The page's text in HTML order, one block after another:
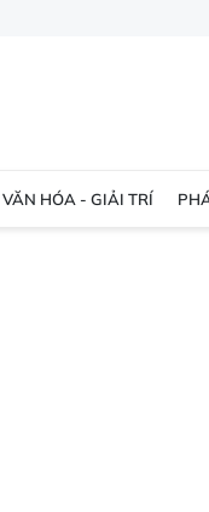
VĂN HÓA - GIẢI TRÍ